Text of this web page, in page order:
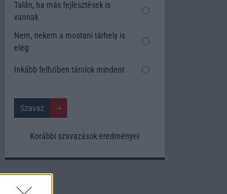
Talán, ha más fejlesztések is
vannak
Nem, nekem a mostani tárhely is
elég
Inkább felhőben tárolok mindent
Korábbi szavazások eredményei